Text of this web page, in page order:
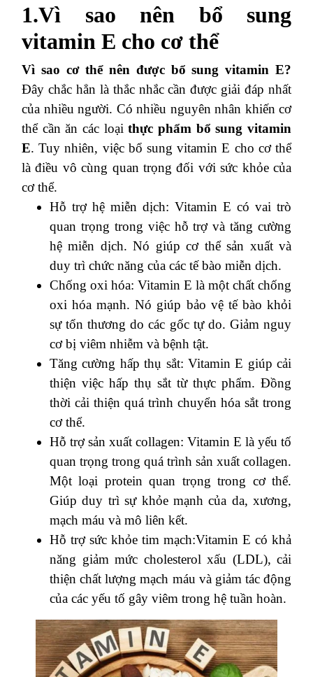
1.Vì sao nên bổ sung
vitamin E cho cơ thể
Vì sao cơ thể nên được bổ sung vitamin E?
Đây chắc hẳn là thắc nhắc cần được giải đáp nhất
của nhiều người. Có nhiều nguyên nhân khiến cơ
thể cần ăn các loạithực phẩm bổ sung vitamin
E. Tuy nhiên, việc bổ sung vitamin E cho cơ thể
là điều vô cùng quan trọng đối với sức khỏe của
cơ thể.
Hỗ trợ hệ miễn dịch: Vitamin E có vai trò
quan trọng trong việc hỗ trợ và tăng cường
hệ miễn dịch. Nó giúp cơ thể sản xuất và
duy trì chức năng của các tế bào miễn dịch.
Chống oxi hóa: Vitamin E là một chất chống
oxi hóa mạnh. Nó giúp bảo vệ tế bào khỏi
sự tổn thương do các gốc tự do. Giảm nguy
cơ bị viêm nhiễm và bệnh tật.
Tăng cường hấp thụ sắt: Vitamin E giúp cải
thiện việc hấp thụ sắt từ thực phẩm. Đồng
thời cải thiện quá trình chuyển hóa sắt trong
cơ thể.
Hỗ trợ sản xuất collagen: Vitamin E là yếu tố
quan trọng trong quá trình sản xuất collagen.
Một loại protein quan trọng trong cơ thể.
Giúp duy trì sự khỏe mạnh của da, xương,
mạch máu và mô liên kết.
Hỗ trợ sức khỏe tim mạch:Vitamin E có khả
năng giảm mức cholesterol xấu (LDL), cải
thiện chất lượng mạch máu và giảm tác động
của các yếu tố gây viêm trong hệ tuần hoàn.